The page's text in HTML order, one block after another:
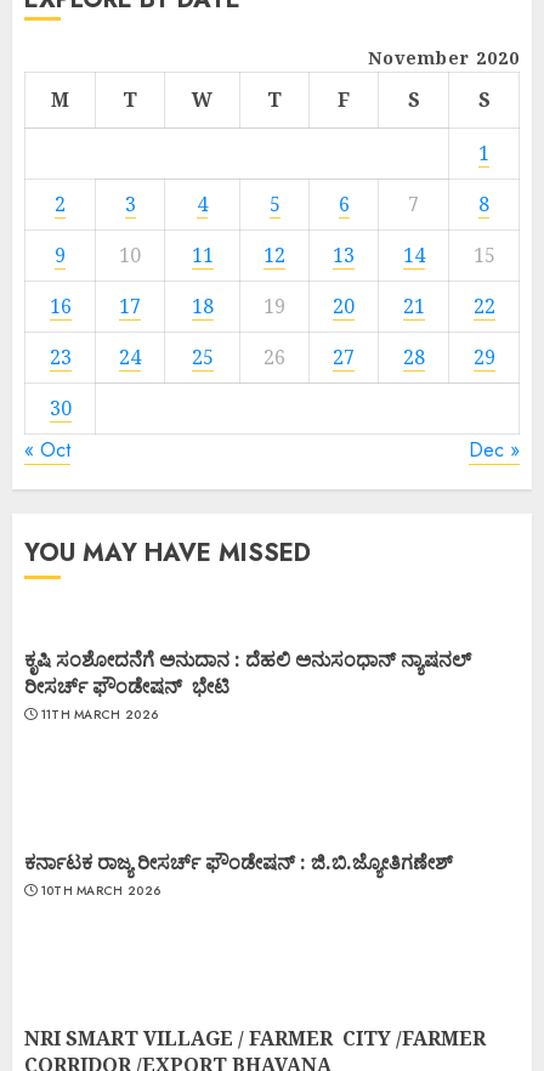
November 2020
M T W T F S
S
1
2
3 4 5 6 7
8
9
10 11 12 13 14
15
16
17 18 19 20 21
22
23
24 25 26 27 28
29
30
« Oct Dec »
YOU MAY HAVE MISSED
ಕೃಷಿ ಸಂಶೋದನೆಗೆ ಅನುದಾನ : ದೆಹಲಿ ಅನುಸಂಧಾನ್ ನ್ಯಾಷನಲ್
ರೀಸರ್ಚ್ ಫೌಂಡೇಷನ್ ಭೇಟಿ
11TH MARCH 2026
ಕರ್ನಾಟಕ ರಾಜ್ಯ ರೀಸರ್ಚ್ ಫೌಂಡೇಷನ್ : ಜಿ.ಬಿ.ಜ್ಯೋತಿಗಣೇಶ್
10TH MARCH 2026
NRI SMART VILLAGE / FARMER CITY /FARMER
CORRIDOR /EXPORT BHAVANA